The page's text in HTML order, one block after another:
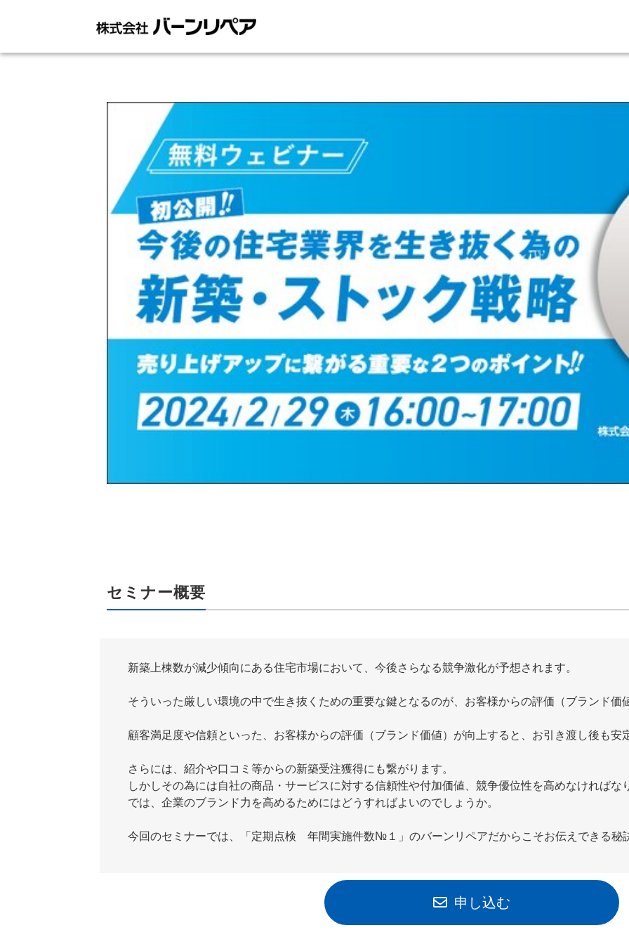
セミナー概要
新築上棟数が減少傾向にある住宅市場において、今後さらなる競争激化が予想されます。
そういった厳しい環境の中で生き抜くための重要な鍵となるのが、お客様からの評価（ブランド価
顧客満足度や信頼といった、お客様からの評価（ブランド価値）が向上すると、お引き渡し後も安
さらには、紹介や口コミ等からの新築受注獲得にも繋がります。
しかしその為には自社の商品・サービスに対する信頼性や付加価値、競争優位性を高めなければな
では、企業のブランド力を高めるためにはどうすればよいのでしょうか。
今回のセミナーでは、「定期点検 年間実施件数№１」のバーンリペアだからこそお伝えできる秘
申し込む